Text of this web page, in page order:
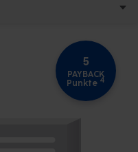
5
PAYBACK
Punkte 4